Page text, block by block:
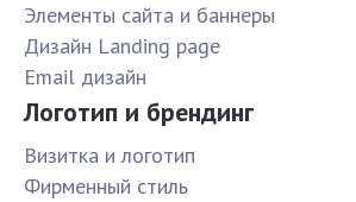
Элементы сайта и баннеры
Дизайн Landing page
Email дизайн
Логотип и брендинг
Визитка и логотип
Фирменный стиль